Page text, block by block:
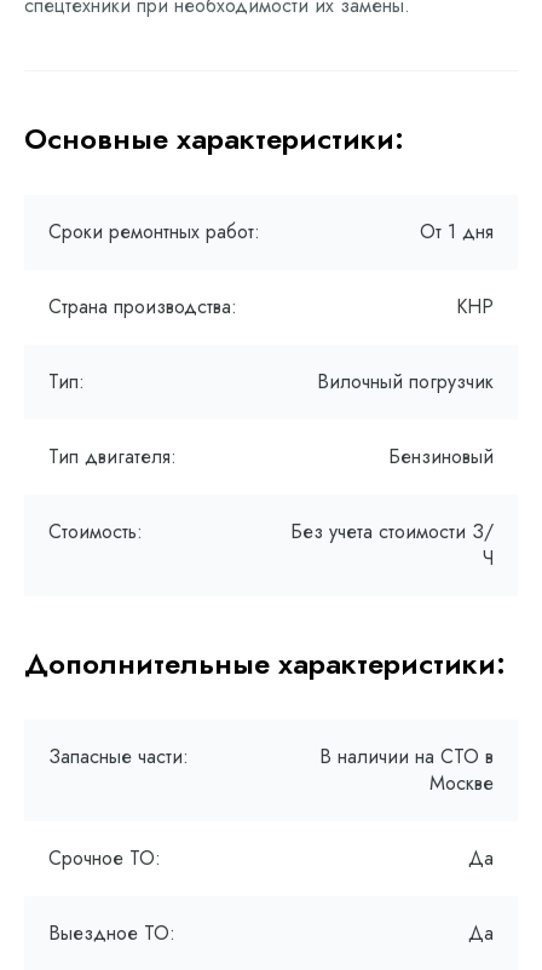
Основные характеристики:
Сроки ремонтных работ: От 1 дня
Страна производства: КНР
Тип: Вилочный погрузчик
Тип двигателя: Бензиновый
Стоимость:
Без учета стоимости З/
Ч
Дополнительные характеристики:
Запасные части:
В наличии на СТО в
Москве
Срочное ТО: Да
Выездное ТО: Да